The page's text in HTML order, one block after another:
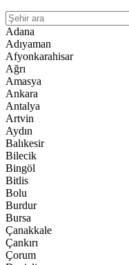
Adana
Adıyaman
Afyonkarahisar
Ağrı
Amasya
Ankara
Antalya
Artvin
Aydın
Balıkesir
Bilecik
Bingöl
Bitlis
Bolu
Burdur
Bursa
Çanakkale
Çankırı
Çorum